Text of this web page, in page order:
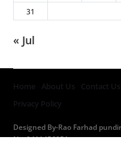
31
« Jul
Designed By-Rao Farhad
No. 9411456051
Home About Us Contact Us
Privacy Policy